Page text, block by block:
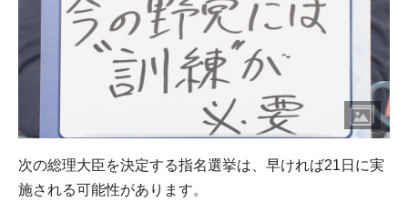
次の総理大臣を決定する指名選挙は、早ければ21日に実
施される可能性があります。